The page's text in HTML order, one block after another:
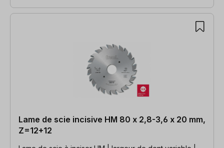
Lame de scie incisive HM 80 x 2,8-3,6 x 20 mm,
Z=12+12